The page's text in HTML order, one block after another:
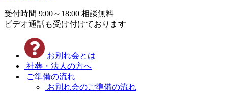
受付時間 9:00～18:00 相談無料
ビデオ通話も受け付けております
お別れ会とは
社葬・法人の方へ
ご準備の流れ
お別れ会のご準備の流れ